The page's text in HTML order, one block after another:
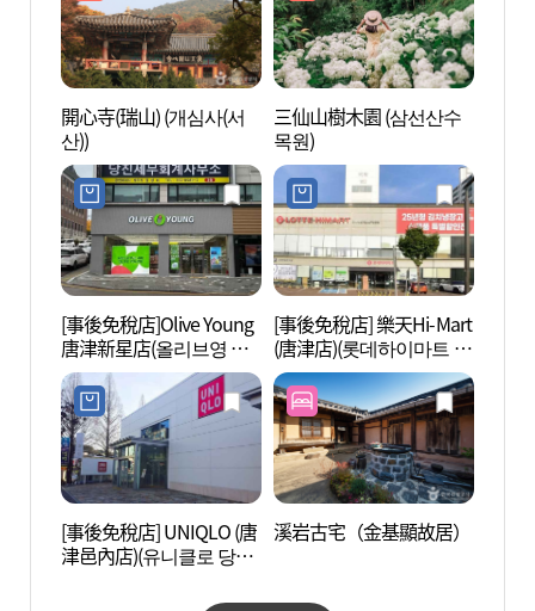
開心寺(瑞山) (개심사(서
산))
三仙山樹木園 (삼선산수
목원)
[事後免稅店]Olive Young
唐津新星店(올리브영 당
진신성점)
[事後免稅店] 樂天Hi-Mart
(唐津店)(롯데하이마트 당
진점)
[事後免稅店] UNIQLO (唐
津邑內店)(유니클로 당진
溪岩古宅（金基顯故居）